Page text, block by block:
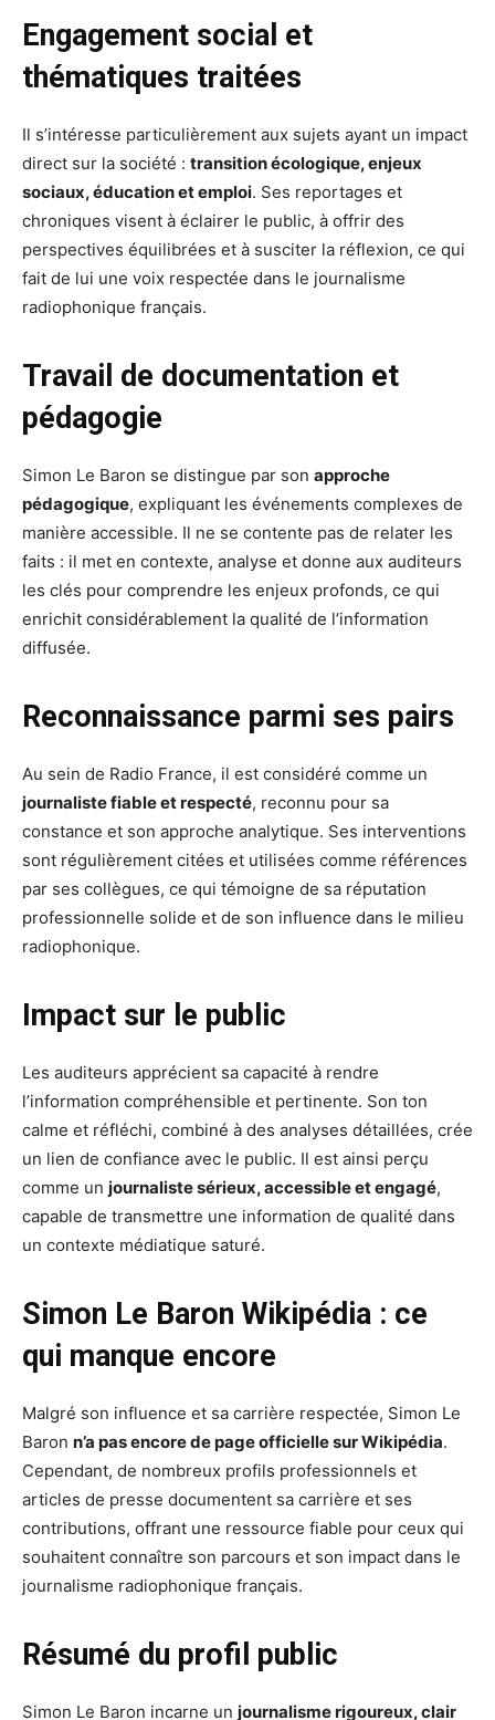
Engagement social et
thématiques traitées
Il s’intéresse particulièrement aux sujets ayant un impact
direct sur la société : transition écologique, enjeux
sociaux, éducation et emploi. Ses reportages et
chroniques visent à éclairer le public, à offrir des
perspectives équilibrées et à susciter la réflexion, ce qui
fait de lui une voix respectée dans le journalisme
radiophonique français.
Travail de documentation et
pédagogie
Simon Le Baron se distingue par son approche
pédagogique, expliquant les événements complexes de
manière accessible. Il ne se contente pas de relater les
faits : il met en contexte, analyse et donne aux auditeurs
les clés pour comprendre les enjeux profonds, ce qui
enrichit considérablement la qualité de l’information
diffusée.
Reconnaissance parmi ses pairs
Au sein de Radio France, il est considéré comme un
journaliste fiable et respecté, reconnu pour sa
constance et son approche analytique. Ses interventions
sont régulièrement citées et utilisées comme références
par ses collègues, ce qui témoigne de sa réputation
professionnelle solide et de son influence dans le milieu
radiophonique.
Impact sur le public
Les auditeurs apprécient sa capacité à rendre
l’information compréhensible et pertinente. Son ton
calme et réfléchi, combiné à des analyses détaillées, crée
un lien de confiance avec le public. Il est ainsi perçu
comme un journaliste sérieux, accessible et engagé,
capable de transmettre une information de qualité dans
un contexte médiatique saturé.
Simon Le Baron Wikipédia : ce
qui manque encore
Malgré son influence et sa carrière respectée, Simon Le
Baron n’a pas encore de page officielle sur Wikipédia.
Cependant, de nombreux profils professionnels et
articles de presse documentent sa carrière et ses
contributions, offrant une ressource fiable pour ceux qui
souhaitent connaître son parcours et son impact dans le
journalisme radiophonique français.
Résumé du profil public
Simon Le Baron incarne un journalisme rigoureux, clair